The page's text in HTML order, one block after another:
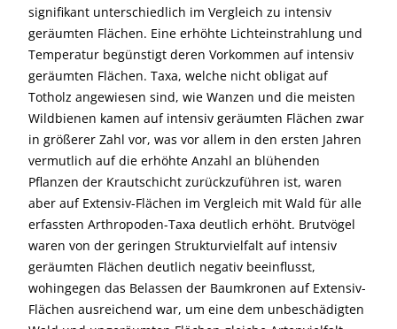
signifikant unterschiedlich im Vergleich zu intensiv
geräumten Flächen. Eine erhöhte Lichteinstrahlung und
Temperatur begünstigt deren Vorkommen auf intensiv
geräumten Flächen. Taxa, welche nicht obligat auf
Totholz angewiesen sind, wie Wanzen und die meisten
Wildbienen kamen auf intensiv geräumten Flächen zwar
in größerer Zahl vor, was vor allem in den ersten Jahren
vermutlich auf die erhöhte Anzahl an blühenden
Pflanzen der Krautschicht zurückzuführen ist, waren
aber auf Extensiv-Flächen im Vergleich mit Wald für alle
erfassten Arthropoden-Taxa deutlich erhöht. Brutvögel
waren von der geringen Strukturvielfalt auf intensiv
geräumten Flächen deutlich negativ beeinflusst,
wohingegen das Belassen der Baumkronen auf Extensiv-
Flächen ausreichend war, um eine dem unbeschädigten